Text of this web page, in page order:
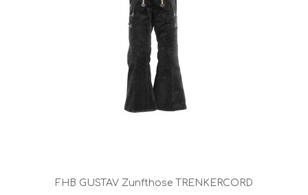
FHB GUSTAV Zunfthose TRENKERCORD